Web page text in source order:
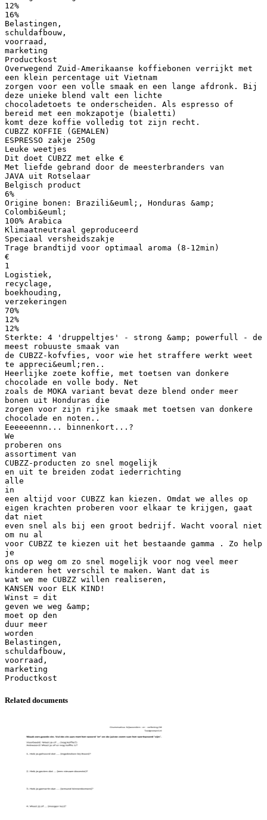
12%
16%
Belastingen,
schuldafbouw,
voorraad,
marketing
Productkost
Overwegend Zuid-Amerikaanse koffiebonen verrijkt met
een klein percentage uit Vietnam
zorgen voor een volle smaak en een lange afdronk. Bij
deze unieke blend valt een lichte
chocoladetoets te onderscheiden. Als espresso of
bereid met een mokzapotje (bialetti)
komt deze koffie volledig tot zijn recht.
CUBZZ KOFFIE (GEMALEN)
ESPRESSO zakje 250g
Leuke weetjes
Dit doet CUBZZ met elke €
Met liefde gebrand door de meesterbranders van
JAVA uit Rotselaar
Belgisch product
6%
Origine bonen: Brazili&euml;, Honduras &amp;
Colombi&euml;
100% Arabica
Klimaatneutraal geproduceerd
Speciaal versheidszakje
Trage brandtijd voor optimaal aroma (8-12min)
€
1
Logistiek,
recyclage,
boekhouding,
verzekeringen
70%
12%
12%
Sterkte: 4 'druppeltjes' - strong &amp; powerfull - de
meest robuuste smaak van
de CUBZZ-kofvfies, voor wie het straffere werkt weet
te appreci&euml;ren..
Heerlijke zoete koffie, met toetsen van donkere
chocolade en volle body. Net
zoals de MOKA variant bevat deze blend onder meer
bonen uit Honduras die
zorgen voor zijn rijke smaak met toetsen van donkere
chocolade en noten..
Eeeeeennn... binnenkort...?
We
proberen ons
assortiment van
CUBZZ-producten zo snel mogelijk
en uit te breiden zodat iederrichting
alle
in
een altijd voor CUBZZ kan kiezen. Omdat we alles op
eigen krachten proberen voor elkaar te krijgen, gaat
dat niet
even snel als bij een groot bedrijf. Wacht vooral niet
om nu al
voor CUBZZ te kiezen uit het bestaande gamma . Zo help
je
ons op weg om zo snel mogelijk voor nog veel meer
kinderen het verschil te maken. Want dat is
wat we me CUBZZ willen realiseren,
KANSEN voor ELK KIND!
Winst = dit
geven we weg &amp;
moet op den
duur meer
worden
Belastingen,
schuldafbouw,
voorraad,
marketing
Related documents